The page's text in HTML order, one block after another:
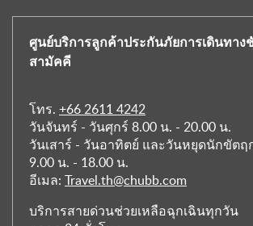
ศูนย์บริการลูกค้าประกันภัยการเดินทาง
สามัคคี
โทร. +66 2611 4242
วันจันทร์ - วันศุกร์ 8.00 น. - 20.00 น.
วันเสาร์ - วันอาทิตย์ และวันหยุดนักขัตฤ
9.00 น. - 18.00 น.
อีเมล: Travel.th@chubb.com
บริการสายด่วนช่วยเหลือฉุกเฉินทุกวัน